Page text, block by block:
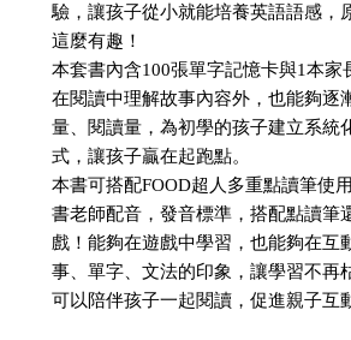
驗，讓孩子從小就能培養英語語感，
這麼有趣！
本套書內含100張單字記憶卡與1本家
在閱讀中理解故事內容外，也能夠逐
量、閱讀量，為初學的孩子建立系統
式，讓孩子贏在起跑點。
本書可搭配FOOD超人多重點讀筆使
書老師配音，發音標準，搭配點讀筆
戲！能夠在遊戲中學習，也能夠在互
事、單字、文法的印象，讓學習不再
可以陪伴孩子一起閱讀，促進親子互